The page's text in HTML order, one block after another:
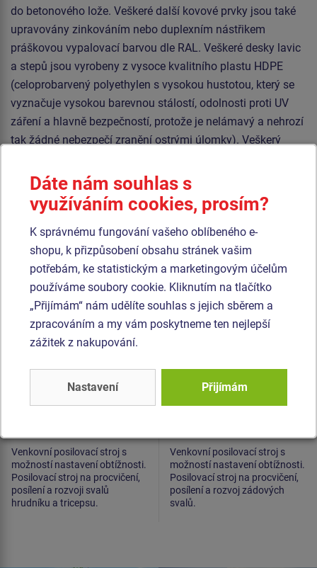
do betonového lože. Veškeré další kovové prvky jsou také
upravovány zinkováním nebo duplexním nástřikem
práškovou vypalovací barvou dle RAL. Veškeré desky lavic
a stepů jsou vyrobeny z vysoce kvalitního plastu HDPE
(celoprobarvený polyethylen s vysokou hustotou, který se
vyznačuje vysokou barevnou stálostí, odolnosti proti UV
záření a hlavně bezpečností, protože je nelámavý a nehrozí
tak žádné nebezpečí zranění ostrými úlomky). Veškerý
Podobnézboží
Produkt - KF801-S
Posilovací stroj KF801-
S Posilovač prsních
Venkovní posilovací stroj s
možností nastavení obtížnosti.
Posilovací stroj na procvičení,
posílení a rozvoji svalů
hrudníku a tricepsu.
Produkt - KF804-S
Posilovací stroj KF804-
S Veslování
Venkovní posilovací stroj s
možností nastavení obtížnosti.
Posilovací stroj na procvičení,
posílení a rozvoj zádových
svalů.
Dáte nám souhlas s
využíváním cookies, prosím?
K správnému fungování vašeho oblíbeného e-
shopu, k přizpůsobení obsahu stránek vašim
potřebám, ke statistickým a marketingovým účelům
používáme soubory cookie. Kliknutím na tlačítko
„Přijímám“ nám udělíte souhlas s jejich sběrem a
zpracováním a my vám poskytneme ten nejlepší
zážitek z nakupování.
Nastavení Přijímám